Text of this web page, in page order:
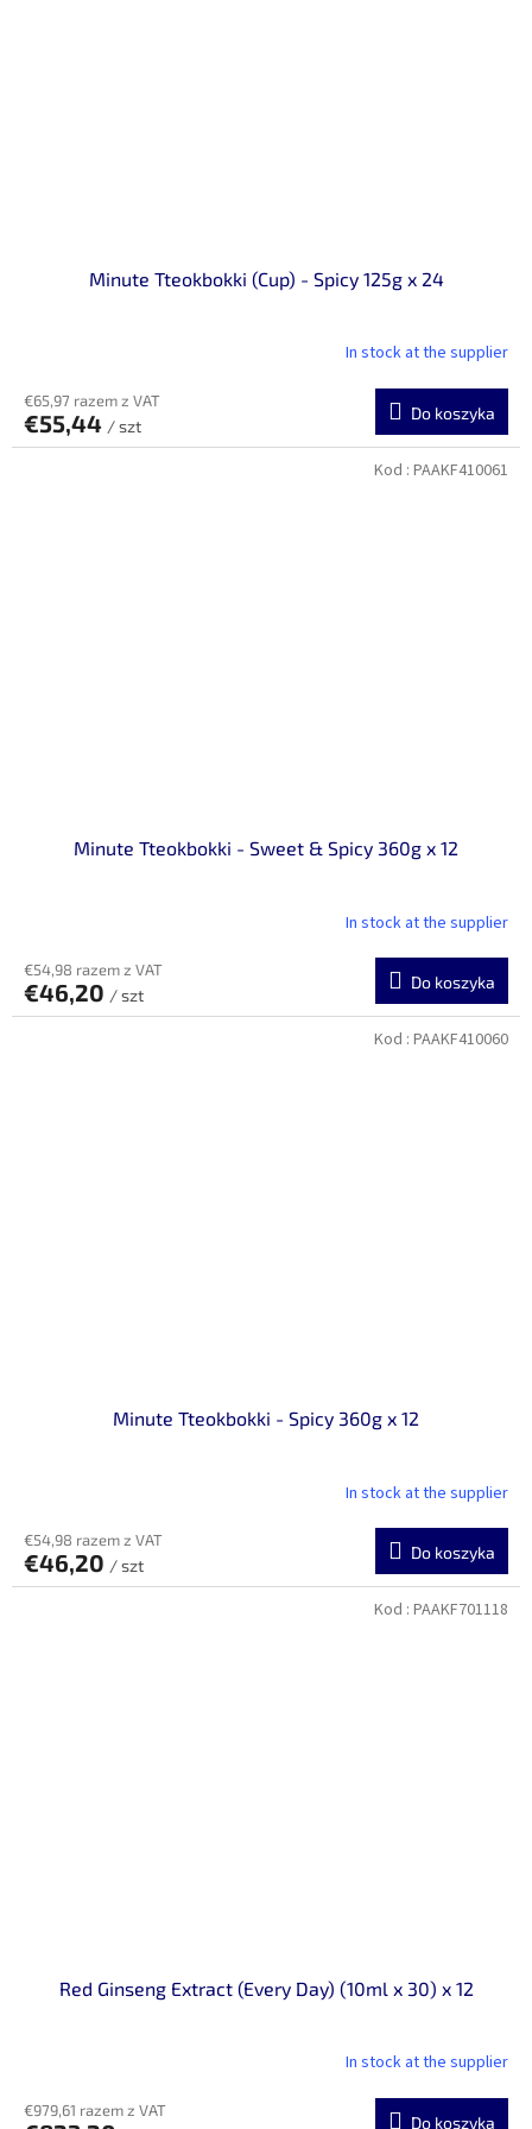
Minute Tteokbokki (Cup) - Spicy 125g x 24
In stock at the supplier
€65,97 razem z VAT
€55,44 / szt
Do koszyka
Minute Tteokbokki - Sweet & Spicy 360g x 12
In stock at the supplier
€54,98 razem z VAT
€46,20 / szt
Do koszyka
Kod : PAAKF410061
Minute Tteokbokki - Spicy 360g x 12
In stock at the supplier
€54,98 razem z VAT
€46,20 / szt
Do koszyka
Kod : PAAKF410060
Red Ginseng Extract (Every Day) (10ml x 30) x 12
In stock at the supplier
€979,61 razem z VAT
Do koszyka
Kod : PAAKF701118